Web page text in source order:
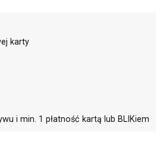
karty
i min. 1 płatność kartą lub BLIKiem